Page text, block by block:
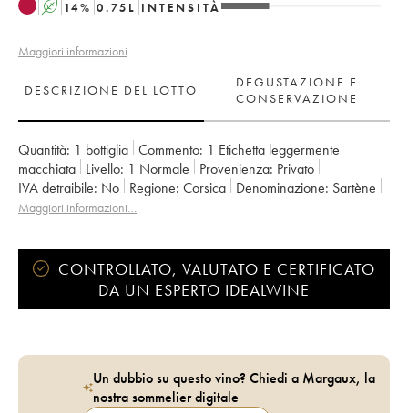
A 14% 0.75 L INTENSITÀ
Maggiori informazioni
DESCRIZIONE DEL LOTTO
DEGUSTAZIONE E
CONSERVAZIONE
Quantità: 1 bottiglia Commento: 1 Etichetta leggermente
macchiata Livello: 1 Normale Provenienza:
privato
IVA detraibile:
no Regione: Corsica Denominazione:
Sartène
Proprietario: Sant Armettu (Domaine)
Maggiori informazioni…
CONTROLLATO, VALUTATO E CERTIFICATO
DA UN ESPERTO IDEALWINE
Un dubbio su questo vino? Chiedi a Margaux, la
nostra sommelier digitale